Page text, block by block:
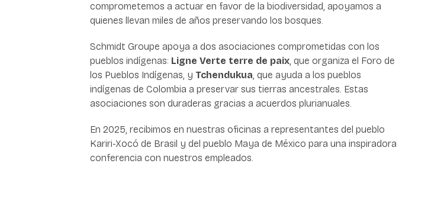
comprometemos a actuar en favor de la biodiversidad, apoyamos a
quienes llevan miles de años preservando los bosques.
Schmidt Groupe apoya a dos asociaciones comprometidas con los
pueblos indígenas: Ligne Verte terre de paix, que organiza el Foro de
los Pueblos Indígenas, y Tchendukua, que ayuda a los pueblos
indígenas de Colombia a preservar sus tierras ancestrales. Estas
asociaciones son duraderas gracias a acuerdos plurianuales.
En 2025, recibimos en nuestras oficinas a representantes del pueblo
Kariri-Xocó de Brasil y del pueblo Maya de México para una inspiradora
conferencia con nuestros empleados.